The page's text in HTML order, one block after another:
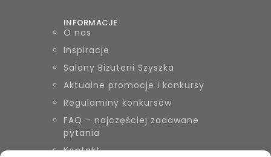
INFORMACJE
O nas
Inspiracje
Salony Biżuterii Szyszka
Aktualne promocje i konkursy
Regulaminy konkursów
FAQ – najczęściej zadawane
pytania
Kontakt